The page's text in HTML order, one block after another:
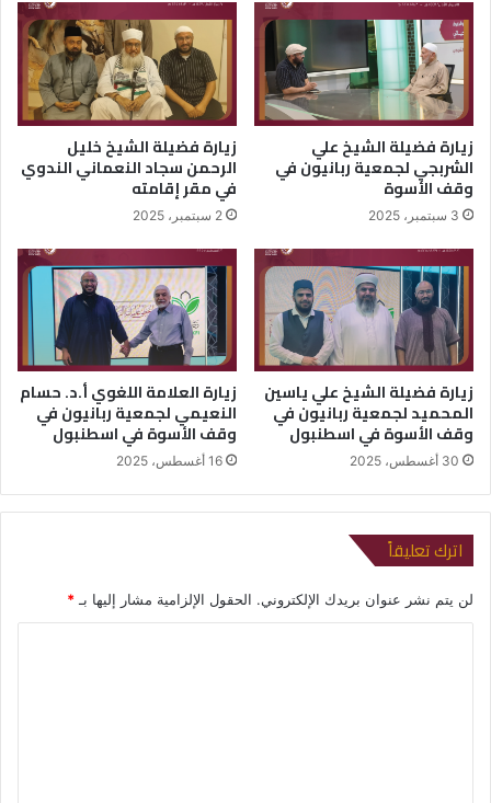
زيارة فضيلة الشيخ علي
الشربجي لجمعية ربانيون في
وقف الأسوة
3 سبتمبر، 2025
زيارة فضيلة الشيخ خليل
الرحمن سجاد النعماني الندوي
في مقر إقامته
2 سبتمبر، 2025
زيارة فضيلة الشيخ علي ياسين
المحميد لجمعية ربانيون في
وقف الأسوة في اسطنبول
30 أغسطس، 2025
زيارة العلامة اللغوي أ.د. حسام
النعيمي لجمعية ربانيون في
وقف الأسوة في اسطنبول
16 أغسطس، 2025
اترك تعليقاً
لن يتم نشر عنوان بريدك الإلكتروني. الحقول الإلزامية مشار إليها بـ*